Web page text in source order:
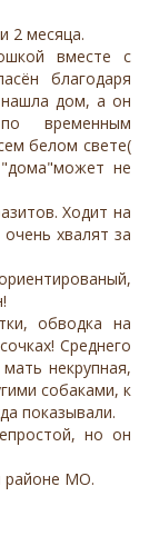
2 месяца.
вместе с
благодаря
дом, а он
временным
белом свете(
не
Ходит на
хвалят за
обводка на
Среднего
некрупная,
собаками, к
показывали.
но он
районе МО.